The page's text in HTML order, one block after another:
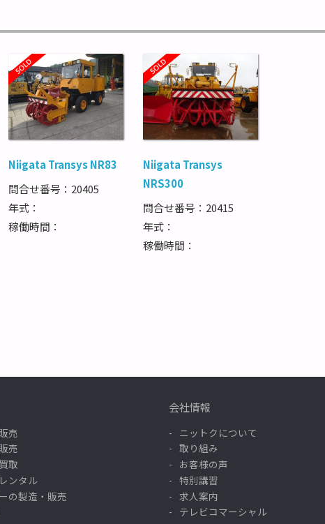
Niigata Transys NR83
問合せ番号：20405
年式：
稼働時間：
Niigata Transys
NRS300
問合せ番号：20415
年式：
稼働時間：
売
売
取
ンタル
の製造・販売
会社情報
ニットクについて
取り組み
お客様の声
特別講習
求人案内
テレビコマーシャル